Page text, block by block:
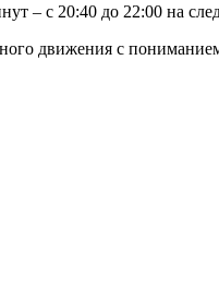
– с 20:40 до 22:00 на
движения с